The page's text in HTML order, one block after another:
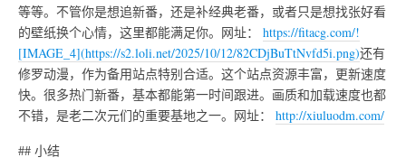
等等。不管你是想追新番，还是补经典老番，或者只是想找张好看
的壁纸换个心情，这里都能满足你。网址： https://fitacg.com/!
[IMAGE_4](https://s2.loli.net/2025/10/12/82CDjBuTtNvfd5i.png)还有
修罗动漫，作为备用站点特别合适。这个站点资源丰富，更新速度
快。很多热门新番，基本都能第一时间跟进。画质和加载速度也都
不错，是老二次元们的重要基地之一。网址： http://xiuluodm.com/
## 小结